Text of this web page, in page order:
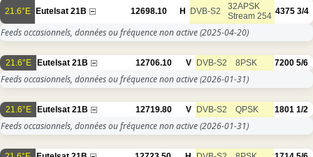
21.6°E Eutelsat 21B 12698.10 H DVB-S2
32APSK
Stream 254 4375 3/4
Feeds occasionnels, données ou fréquence non active(2025-04-20)
21.6°E Eutelsat 21B 12706.10 V DVB-S2 8PSK 7200 5/6
Feeds occasionnels, données ou fréquence non active(2026-01-31)
21.6°E Eutelsat 21B 12719.80 V DVB-S2 QPSK 1801 1/2
Feeds occasionnels, données ou fréquence non active(2026-01-31)